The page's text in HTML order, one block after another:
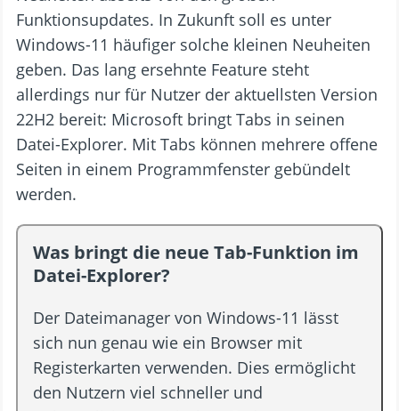
Funktionsupdates. In Zukunft soll es unter
Windows-11 häufiger solche kleinen Neuheiten
geben. Das lang ersehnte Feature steht
allerdings nur für Nutzer der aktuellsten Version
22H2 bereit: Microsoft bringt Tabs in seinen
Datei-Explorer. Mit Tabs können mehrere offene
Seiten in einem Programmfenster gebündelt
werden.
Was bringt die neue Tab-Funktion im
Datei-Explorer?
Der Dateimanager von Windows-11 lässt
sich nun genau wie ein Browser mit
Registerkarten verwenden. Dies ermöglicht
den Nutzern viel schneller und